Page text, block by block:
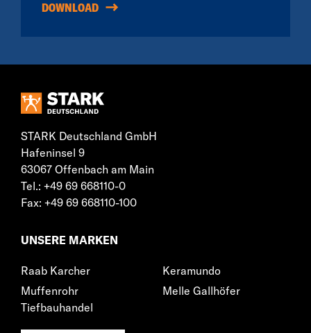
DOWNLOAD
STARK Deutschland GmbH
Hafeninsel 9
63067 Offenbach am Main
Tel.: +49 69 668110-0
Fax: +49 69 668110-100
UNSERE MARKEN
Raab Karcher
Keramundo
Muffenrohr
Tiefbauhandel
Melle Gallhöfer